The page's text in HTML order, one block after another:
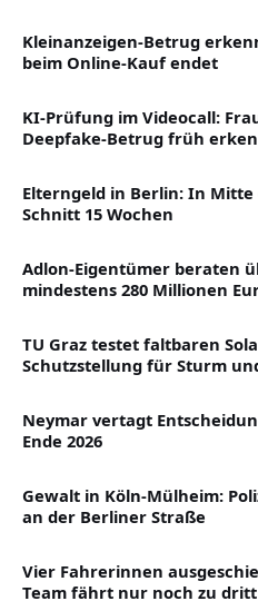
Kleinanzeigen-Betrug
beim Online-Kauf endet
KI-Prüfung im Videocall:
Deepfake-Betrug früh
Elterngeld in Berlin: In
Schnitt 15 Wochen
Adlon-Eigentümer beraten
mindestens 280 Millionen
TU Graz testet faltbaren
Schutzstellung für Sturm
Neymar vertagt
Ende 2026
Gewalt in Köln-Mülheim:
an der Berliner Straße
Vier Fahrerinnen
Team fährt nur noch zu dritt